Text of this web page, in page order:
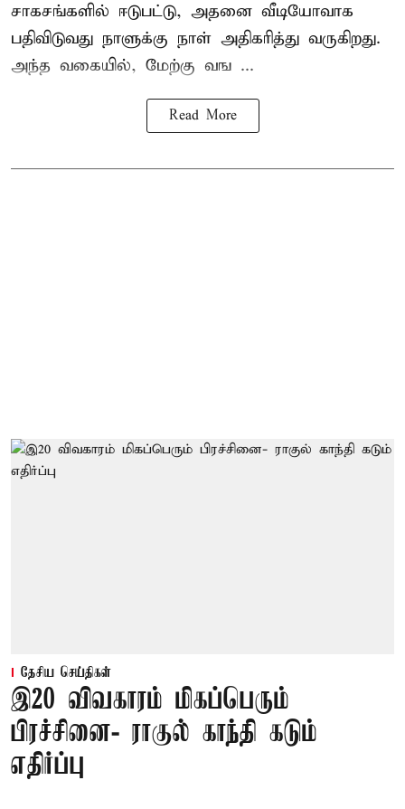
சாகசங்களில் ஈடுபட்டு, அதனை வீடியோவாக
பதிவிடுவது நாளுக்கு நாள் அதிகரித்து வருகிறது.
அந்த வகையில், மேற்கு வங ...
Read More
தேசிய செய்திகள்
இ20 விவகாரம் மிகப்பெரும்
பிரச்சினை- ராகுல் காந்தி கடும்
எதிர்ப்பு